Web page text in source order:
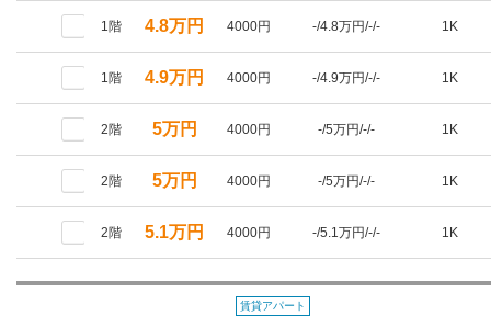
1階 4.8万円 4000円 -/4.8万円/-/- 1K
1階 4.9万円 4000円 -/4.9万円/-/- 1K
2階 5万円 4000円 -/5万円/-/- 1K
2階 5万円 4000円 -/5万円/-/- 1K
2階 5.1万円 4000円 -/5.1万円/-/- 1K
賃貸アパート